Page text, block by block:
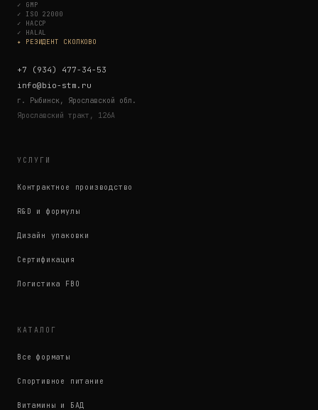
✓ GMP
✓ ISO 22000
✓ HACCP
✓ HALAL
✦ РЕЗИДЕНТ СКОЛКОВО
+7 (934) 477-34-53
info@bio-stm.ru
г. Рыбинск, Ярославской обл.
Ярославский тракт, 126А
УСЛУГИ
Контрактное производство
R&D и формулы
Дизайн упаковки
Сертификация
Логистика FBO
КАТАЛОГ
Все форматы
Спортивное питание
Витамины и БАД